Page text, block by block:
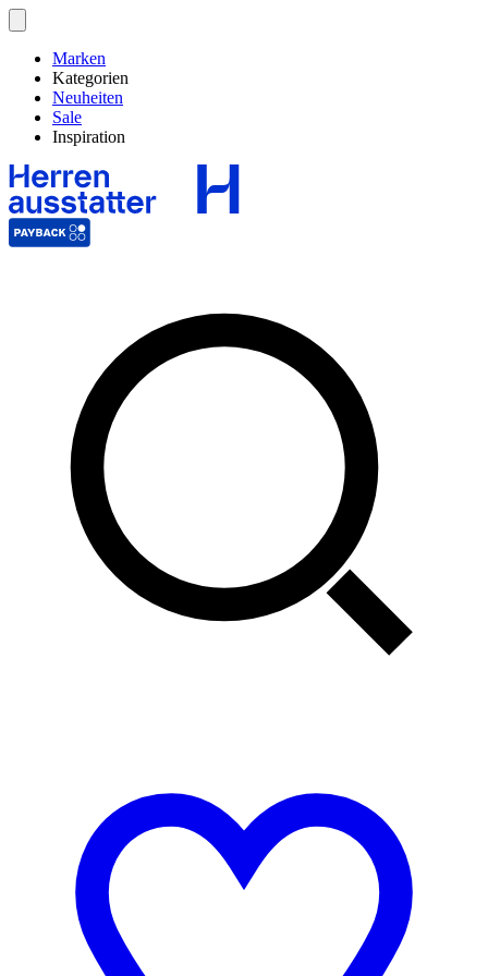
Marken
Kategorien
Neuheiten
Sale
Inspiration